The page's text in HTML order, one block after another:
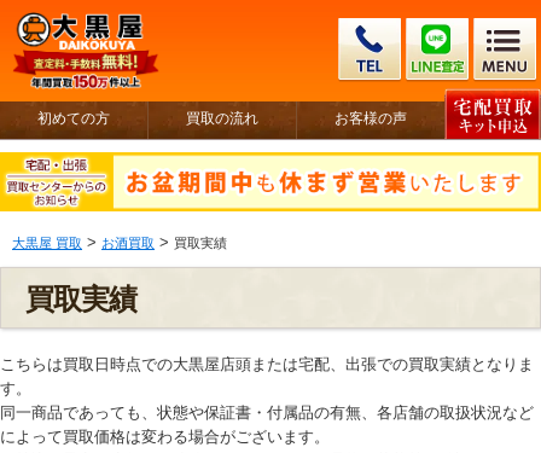
初めての方 買取の流れ お客様の声
大黒屋 買取 > お酒買取 > 買取実績
買取実績
こちらは買取日時点での大黒屋店頭または宅配、出張での買取実績となりま
す。
同一商品であっても、状態や保証書・付属品の有無、各店舗の取扱状況など
によって買取価格は変わる場合がございます。